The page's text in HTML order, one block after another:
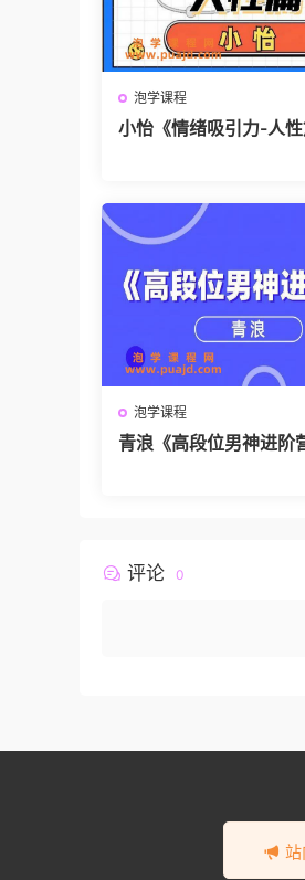
泡学课程
小怡《情绪吸引力-人性
泡学课程
青浪《高段位男神进阶
评论 0
站